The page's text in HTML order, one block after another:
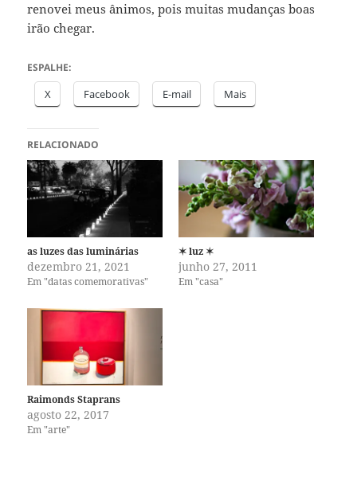
renovei meus ânimos, pois muitas mudanças boas
irão chegar.
ESPALHE:
X Facebook E-mail Mais
RELACIONADO
as luzes das luminárias
dezembro 21, 2021
Em "datas comemorativas"
✶ luz ✶
junho 27, 2011
Em "casa"
Raimonds Staprans
agosto 22, 2017
Em "arte"